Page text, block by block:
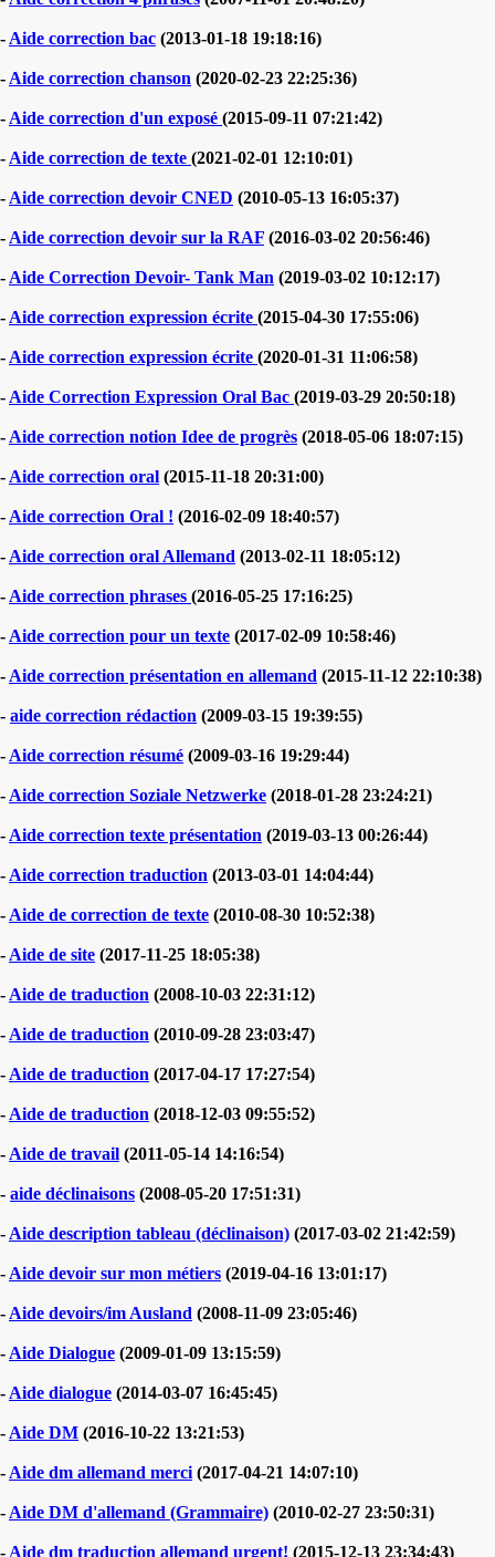
- Aide correction bac (2013-01-18 19:18:16)
- Aide correction chanson (2020-02-23 22:25:36)
- Aide correction d'un exposé (2015-09-11 07:21:42)
- Aide correction de texte (2021-02-01 12:10:01)
- Aide correction devoir CNED (2010-05-13 16:05:37)
- Aide correction devoir sur la RAF (2016-03-02 20:56:46)
- Aide Correction Devoir- Tank Man (2019-03-02 10:12:17)
- Aide correction expression écrite (2015-04-30 17:55:06)
- Aide correction expression écrite (2020-01-31 11:06:58)
- Aide Correction Expression Oral Bac (2019-03-29 20:50:18)
- Aide correction notion Idee de progrès (2018-05-06 18:07:15)
- Aide correction oral (2015-11-18 20:31:00)
- Aide correction Oral ! (2016-02-09 18:40:57)
- Aide correction oral Allemand (2013-02-11 18:05:12)
- Aide correction phrases (2016-05-25 17:16:25)
- Aide correction pour un texte (2017-02-09 10:58:46)
- Aide correction présentation en allemand (2015-11-12 22:10:38)
- aide correction rédaction (2009-03-15 19:39:55)
- Aide correction résumé (2009-03-16 19:29:44)
- Aide correction Soziale Netzwerke (2018-01-28 23:24:21)
- Aide correction texte présentation (2019-03-13 00:26:44)
- Aide correction traduction (2013-03-01 14:04:44)
- Aide de correction de texte (2010-08-30 10:52:38)
- Aide de site (2017-11-25 18:05:38)
- Aide de traduction (2008-10-03 22:31:12)
- Aide de traduction (2010-09-28 23:03:47)
- Aide de traduction (2017-04-17 17:27:54)
- Aide de traduction (2018-12-03 09:55:52)
- Aide de travail (2011-05-14 14:16:54)
- aide déclinaisons (2008-05-20 17:51:31)
- Aide description tableau (déclinaison) (2017-03-02 21:42:59)
- Aide devoir sur mon métiers (2019-04-16 13:01:17)
- Aide devoirs/im Ausland (2008-11-09 23:05:46)
- Aide Dialogue (2009-01-09 13:15:59)
- Aide dialogue (2014-03-07 16:45:45)
- Aide DM (2016-10-22 13:21:53)
- Aide dm allemand merci (2017-04-21 14:07:10)
- Aide DM d'allemand (Grammaire) (2010-02-27 23:50:31)
- Aide dm traduction allemand urgent! (2015-12-13 23:34:43)